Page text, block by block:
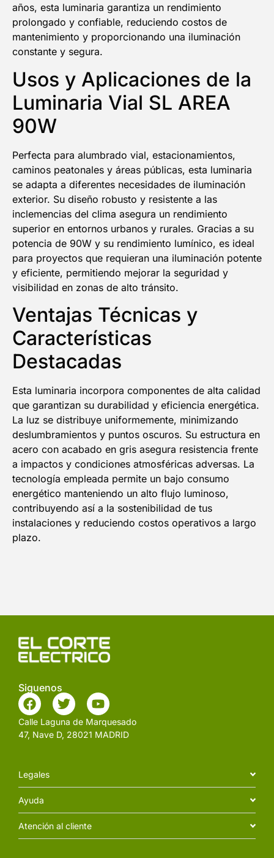
años, esta luminaria garantiza un rendimiento
prolongado y confiable, reduciendo costos de
mantenimiento y proporcionando una iluminación
constante y segura.
Usos y Aplicaciones de la
Luminaria Vial SL AREA
90W
Perfecta para alumbrado vial, estacionamientos,
caminos peatonales y áreas públicas, esta luminaria
se adapta a diferentes necesidades de iluminación
exterior. Su diseño robusto y resistente a las
inclemencias del clima asegura un rendimiento
superior en entornos urbanos y rurales. Gracias a su
potencia de 90W y su rendimiento lumínico, es ideal
para proyectos que requieran una iluminación potente
y eficiente, permitiendo mejorar la seguridad y
visibilidad en zonas de alto tránsito.
Ventajas Técnicas y
Características
Destacadas
Esta luminaria incorpora componentes de alta calidad
que garantizan su durabilidad y eficiencia energética.
La luz se distribuye uniformemente, minimizando
deslumbramientos y puntos oscuros. Su estructura en
acero con acabado en gris asegura resistencia frente
a impactos y condiciones atmosféricas adversas. La
tecnología empleada permite un bajo consumo
energético manteniendo un alto flujo luminoso,
contribuyendo así a la sostenibilidad de tus
instalaciones y reduciendo costos operativos a largo
plazo.
Siguenos
Calle Laguna de Marquesado
47, Nave D, 28021 MADRID
Legales
Ayuda
Atención al cliente